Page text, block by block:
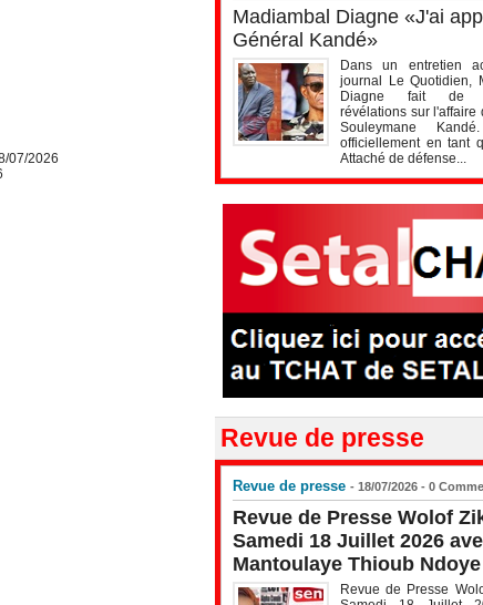
07/2026
Madiambal Diagne «J'ai
Général Kandé»
Dans un entretien
journal Le Quotidien,
Diagne fait de
révélations sur l'affaire
Souleymane
officiellement en tant
Attaché de défense...
Revue de presse
Revue de presse - 18/07/2026 - 0
Revue de Presse Wolof
Samedi 18 Juillet 2026
Mantoulaye Thioub Ndoye
Revue de Presse